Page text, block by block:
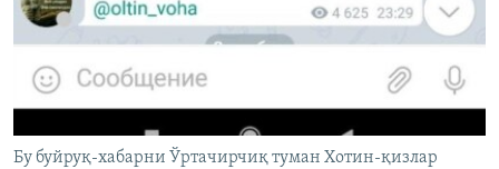
Бу буйруқ-хабарни Ўртачирчиқ туман Хотин-қизлар